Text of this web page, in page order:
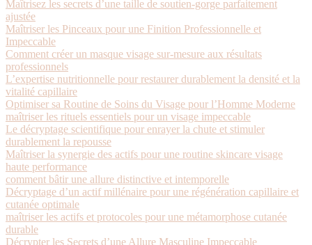
Maîtrisez les secrets d’une taille de soutien-gorge parfaitement
ajustée
Maîtriser les Pinceaux pour une Finition Professionnelle et
Impeccable
Comment créer un masque visage sur-mesure aux résultats
professionnels
L’expertise nutritionnelle pour restaurer durablement la densité et la
vitalité capillaire
Optimiser sa Routine de Soins du Visage pour l’Homme Moderne
maîtriser les rituels essentiels pour un visage impeccable
Le décryptage scientifique pour enrayer la chute et stimuler
durablement la repousse
Maîtriser la synergie des actifs pour une routine skincare visage
haute performance
comment bâtir une allure distinctive et intemporelle
Décryptage d’un actif millénaire pour une régénération capillaire et
cutanée optimale
maîtriser les actifs et protocoles pour une métamorphose cutanée
durable
Décrypter les Secrets d’une Allure Masculine Impeccable